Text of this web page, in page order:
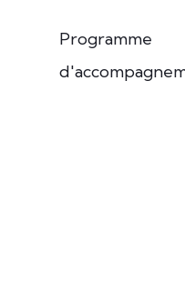
Programme